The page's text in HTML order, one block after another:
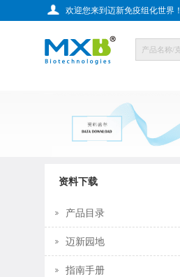
欢迎您来到迈新免疫组化世界！
资料下载
产品目录
迈新园地
指南手册